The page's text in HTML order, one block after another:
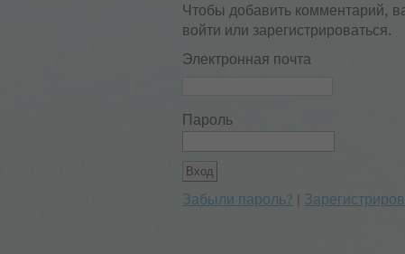
Чтобы добавить комментарий,
войти или зарегистрироваться.
Электронная почта
Пароль
Забыли пароль? |